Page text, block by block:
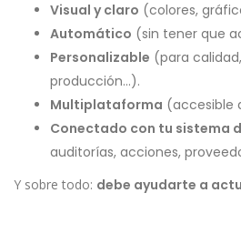
Visual y claro (colores,
Automático (sin tener que
Personalizable (para
producción…).
Multiplataforma (accesible
Conectado con tu sistema
auditorías, acciones,
Y sobre todo: debe ayudarte a